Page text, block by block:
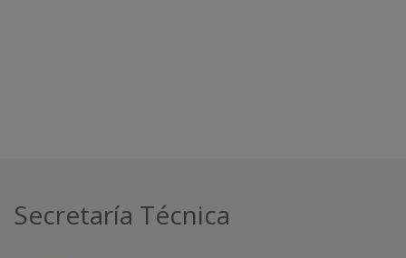
Secretaría Técnica